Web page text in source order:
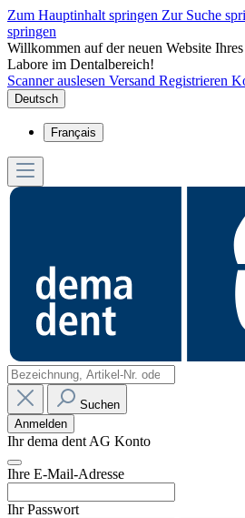
Zum Hauptinhalt springen Zur Suche
springen
Willkommen auf der neuen Website
Labore im Dentalbereich!
Scanner auslesen Versand Registrieren
Deutsch
Français
Suchen
Anmelden
Ihr dema dent AG Konto
Ihre E-Mail-Adresse
Ihr Passwort